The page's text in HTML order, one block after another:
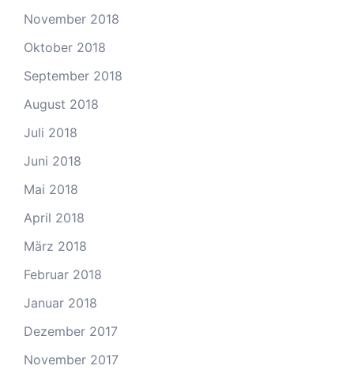
November 2018
Oktober 2018
September 2018
August 2018
Juli 2018
Juni 2018
Mai 2018
April 2018
März 2018
Februar 2018
Januar 2018
Dezember 2017
November 2017